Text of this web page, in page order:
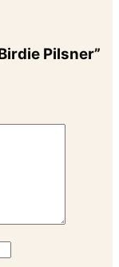
Pilsner”